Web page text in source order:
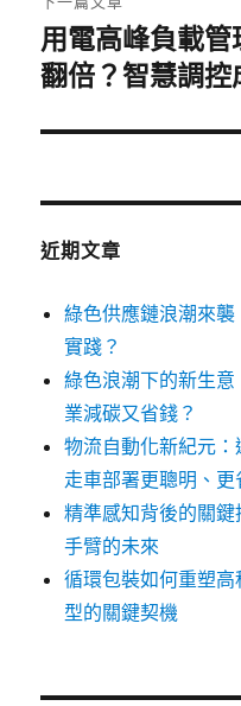
下
一
文
用電高峰負載
翻倍？智慧調控
近期文章
綠色供應鏈浪潮來
實踐？
綠色浪潮下的新生
業減碳又省錢？
物流自動化新紀元
走車部署更聰明、更
精準感知背後的關
手臂的未來
循環包裝如何重塑
型的關鍵契機